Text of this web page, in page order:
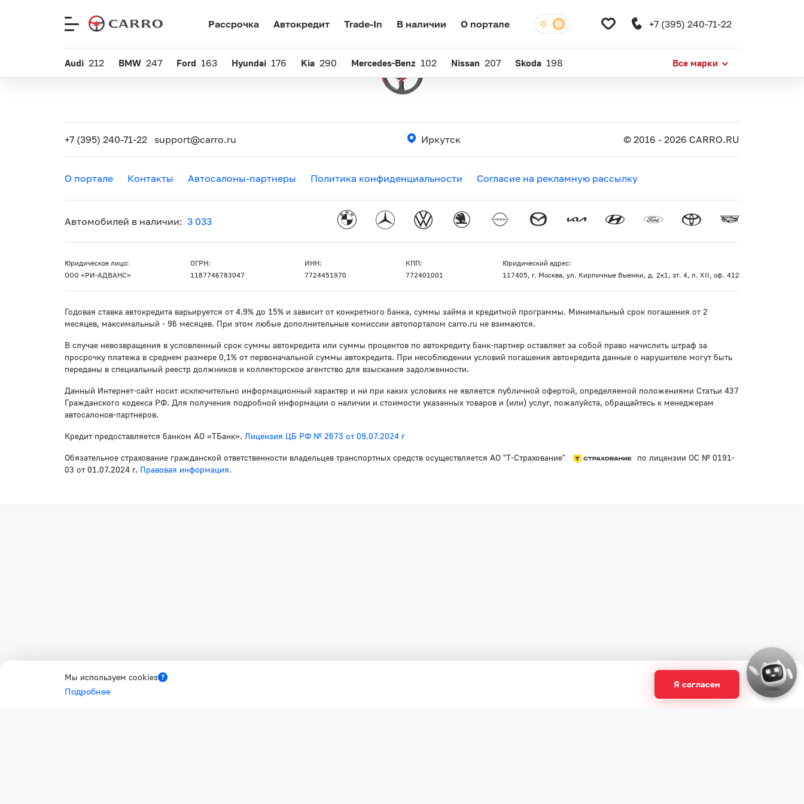
Рассрочка Автокредит Trade-In В наличии О портале +7 (395) 240-71-22
Audi 212 BMW 247 Ford 163 Hyundai 176 Kia 290 Mercedes-Benz 102 Nissan 207 Skoda 198 Все марки
+7 (395) 240-71-22 support@carro.ru Иркутск © 2016 - 2026 CARRO.RU
О портале Контакты Автосалоны-партнеры Политика конфиденциальности Согласие на рекламную рассылку
Автомобилей в наличии: 3 033
Юридическое лицо:
ООО «РИ-АДВАНС»
ОГРН:
1187746783047
ИНН:
7724451970
КПП:
772401001
Юридический адрес:
117405, г. Москва, ул. Кирпичные Выемки, д. 2к1, эт. 4, п. XII, оф. 412
Годовая ставка автокредита варьируется от 4.9% до 15% и зависит от конкретного банка, суммы займа и кредитной программы. Минимальный срок погашения от 2
месяцев, максимальный - 96 месяцев. При этом любые дополнительные комиссии автопорталом carro.ru не взимаются.
В случае невозвращения в условленный срок суммы автокредита или суммы процентов по автокредиту банк-партнер оставляет за собой право начислить штраф за
просрочку платежа в среднем размере 0,1% от первоначальной суммы автокредита. При несоблюдении условий погашения автокредита данные о нарушителе могут быть
переданы в специальный реестр должников и коллекторское агентство для взыскания задолженности.
Данный Интернет-сайт носит исключительно информационный характер и ни при каких условиях не является публичной офертой, определяемой положениями Статьи 437
Гражданского кодекса РФ. Для получения подробной информации о наличии и стоимости указанных товаров и (или) услуг, пожалуйста, обращайтесь к менеджерам
автосалонов-партнеров.
Кредит предоставляется банком АО «ТБанк». Лицензия ЦБ РФ № 2673 от 09.07.2024 г
Обязательное страхование гражданской ответственности владельцев транспортных средств осуществляется АО "Т-Страхование"
по лицензии ОС № 0191-
03 от 01.07.2024 г. Правовая информация.
Мы используем cookies
Подробнее
Я согласен